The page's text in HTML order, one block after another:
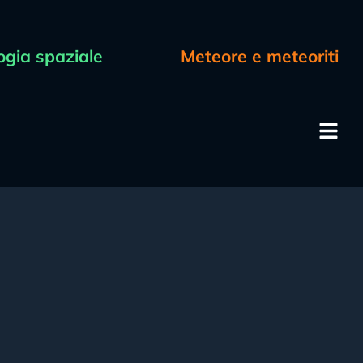
spaziale Meteore e meteoriti